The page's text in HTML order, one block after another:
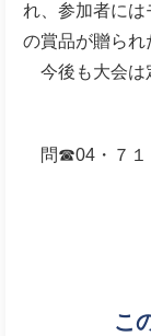
れ、参加者に
の賞品が贈られ
今後も大会は
問☎04・７１
こ